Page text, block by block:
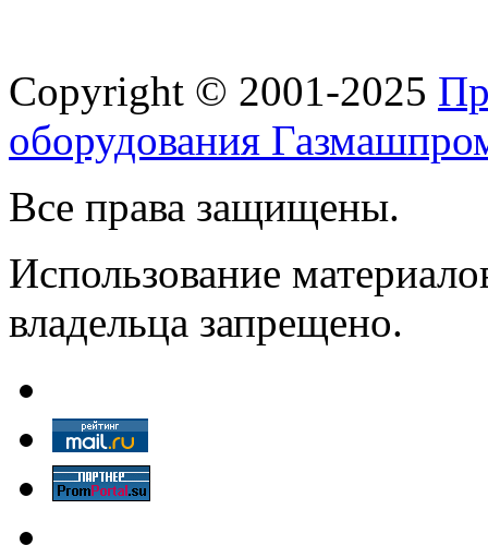
Copyright © 2001-2025
оборудования
Все права защищены.
Использование
владельца запрещено.